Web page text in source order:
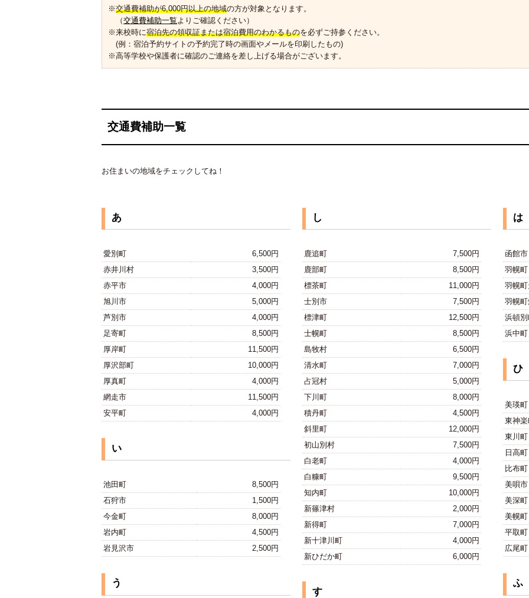
※交通費補助が6,000円以上の地域の方が対象となります。
（交通費補助一覧よりご確認ください）
※来校時に宿泊先の領収証または宿泊費用のわかるものを必ずご持参ください。
(例：宿泊予約サイトの予約完了時の画面やメールを印刷したもの)
※高等学校や保護者に確認のご連絡を差し上げる場合がございます。
交通費補助一覧
お住まいの地域をチェックしてね！
あ
愛別町
6,500円
赤井川村
3,500円
赤平市
4,000円
旭川市
5,000円
芦別市
4,000円
足寄町
8,500円
厚岸町
11,500円
厚沢部町
10,000円
厚真町
4,000円
網走市
11,500円
安平町
4,000円
い
池田町
8,500円
石狩市
1,500円
今金町
8,000円
岩内町
4,500円
岩見沢市
2,500円
う
し
鹿追町
7,500円
鹿部町
8,500円
標茶町
11,000円
士別市
7,500円
標津町
12,500円
士幌町
8,500円
島牧村
6,500円
清水町
7,000円
占冠村
5,000円
下川町
8,000円
積丹町
4,500円
斜里町
12,000円
初山別村
7,500円
白老町
4,000円
白糠町
9,500円
知内町
10,000円
新篠津村
2,000円
新得町
7,000円
新十津川町
4,000円
新ひだか町
6,000円
す
は
函館市
羽幌町
羽幌
羽幌
浜頓
浜中町
ひ
美瑛町
東神
東川町
日高町
比布町
美唄市
美深町
美幌町
平取町
広尾町
ふ